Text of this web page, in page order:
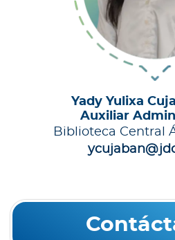
Yady Yulixa
Auxiliar
Biblioteca Central